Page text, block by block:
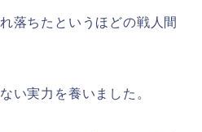
落ちたというほどの戦人間
い実力を養いました。